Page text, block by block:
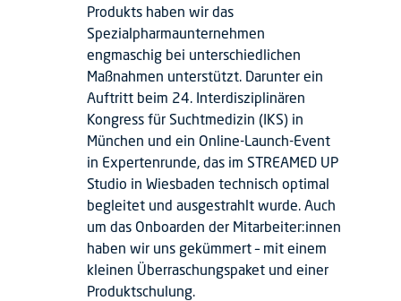
Produkts haben wir das
Spezialpharmaunternehmen
engmaschig bei unterschiedlichen
Maßnahmen unterstützt. Darunter ein
Auftritt beim 24. Interdisziplinären
Kongress für Suchtmedizin (IKS) in
München und ein Online-Launch-Event
in Expertenrunde, das im STREAMED UP
Studio in Wiesbaden technisch optimal
begleitet und ausgestrahlt wurde. Auch
um das Onboarden der Mitarbeiter:innen
haben wir uns gekümmert – mit einem
kleinen Überraschungspaket und einer
Produktschulung.